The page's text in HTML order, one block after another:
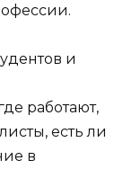
и
работают,
есть ли
в